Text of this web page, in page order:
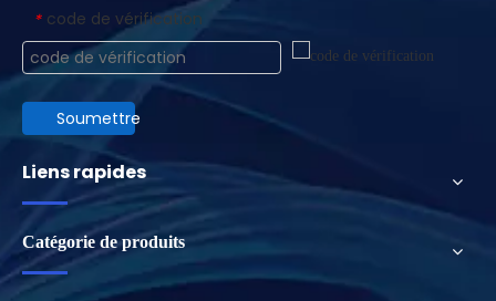
* code de vérification
Soumettre
Liens rapides
Catégorie de produits